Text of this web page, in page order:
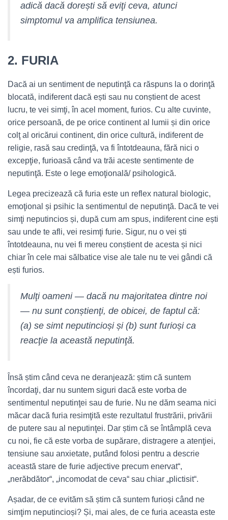
adică dacă dorești să eviţi ceva, atunci
simptomul va amplifica tensiunea.
2. FURIA
Dacă ai un sentiment de neputinţă ca răspuns la o dorinţă
blocată, indiferent dacă ești sau nu conștient de acest
lucru, te vei simţi, în acel moment, furios. Cu alte cuvinte,
orice persoană, de pe orice continent al lumii și din orice
colţ al oricărui continent, din orice cultură, indiferent de
religie, rasă sau credinţă, va fi întotdeauna, fără nici o
excepţie, furioasă când va trăi aceste sentimente de
neputinţă. Este o lege emoţională/ psihologică.
Legea precizează că furia este un reflex natural biologic,
emoţional și psihic la sentimentul de neputinţă. Dacă te vei
simţi neputincios și, după cum am spus, indiferent cine ești
sau unde te afli, vei resimţi furie. Sigur, nu o vei ști
întotdeauna, nu vei fi mereu conștient de acesta și nici
chiar în cele mai sălbatice vise ale tale nu te vei gândi că
ești furios.
Mulţi oameni — dacă nu majoritatea dintre noi
— nu sunt conștienţi, de obicei, de faptul că:
(a) se simt neputincioși și (b) sunt furioși ca
reacţie la această neputinţă.
Însă știm când ceva ne deranjează: știm că suntem
încordaţi, dar nu suntem siguri dacă este vorba de
sentimentul neputinţei sau de furie. Nu ne dăm seama nici
măcar dacă furia resimţită este rezultatul frustrării, privării
de putere sau al neputinţei. Dar știm că se întâmplă ceva
cu noi, fie că este vorba de supărare, distragere a atenţiei,
tensiune sau anxietate, putând folosi pentru a descrie
această stare de furie adjective precum enervat“,
„nerăbdător“, „incomodat de ceva“ sau chiar „plictisit“.
Așadar, de ce evităm să știm că suntem furioși când ne
simţim neputincioși? Și, mai ales, de ce furia aceasta este